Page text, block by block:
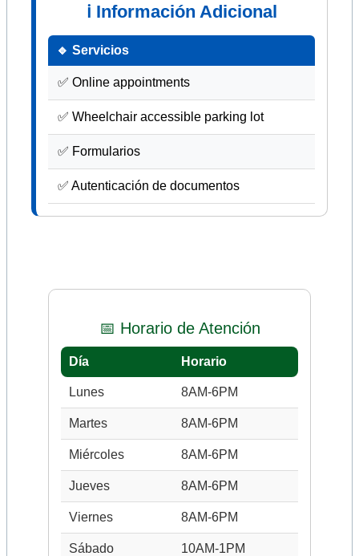
ℹ Información Adicional
🔹 Servicios
✅ Online appointments
✅ Wheelchair accessible parking lot
✅ Formularios
✅ Autenticación de documentos
📅 Horario de Atención
Día Horario
Lunes 8AM-6PM
Martes 8AM-6PM
Miércoles 8AM-6PM
Jueves 8AM-6PM
Viernes 8AM-6PM
Sábado 10AM-1PM